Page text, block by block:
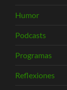
Humor
Podcasts
Programas
Reflexiones